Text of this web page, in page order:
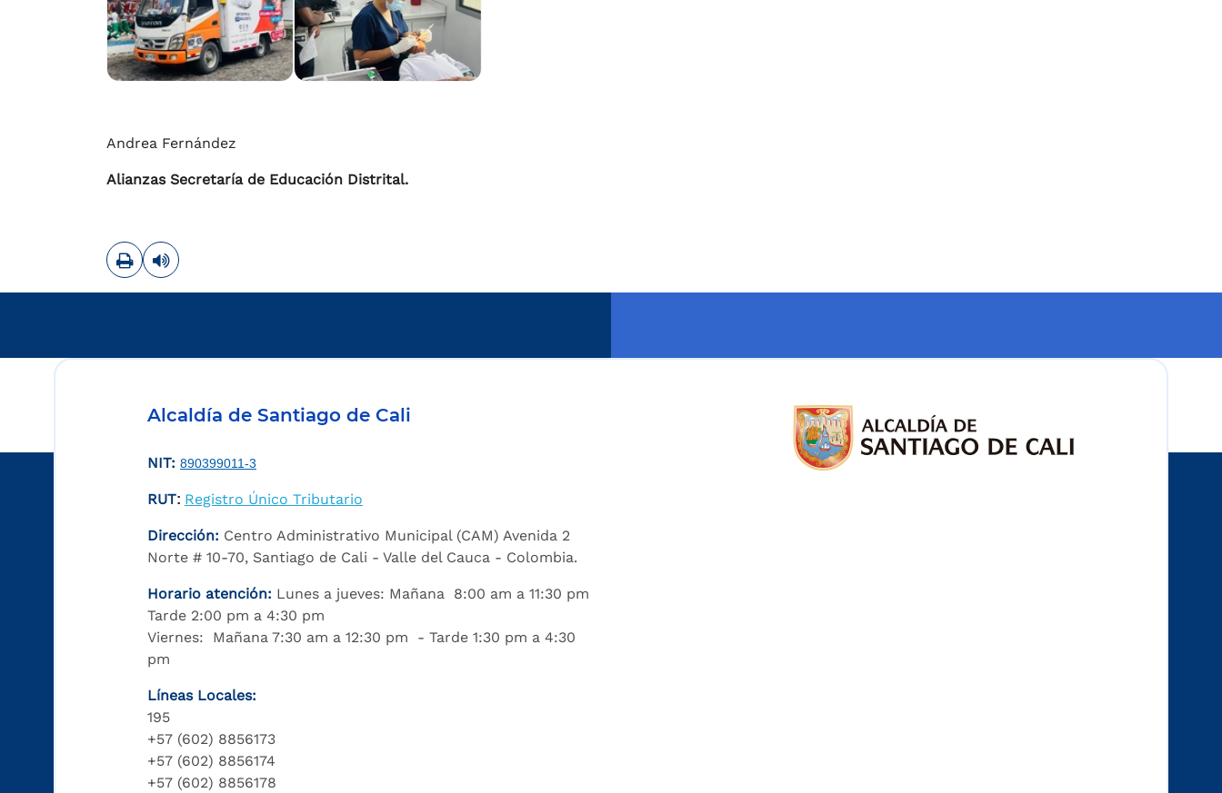
Andrea Fernández
Alianzas Secretaría de Educación Distrital.
ImprimirLeer contenido
Alcaldía de Santiago de Cali
NIT: 890399011-3
RUT: Registro Único Tributario
Dirección: Centro Administrativo Municipal (CAM) Avenida 2
Norte # 10-70, Santiago de Cali - Valle del Cauca - Colombia.
Horario atención: Lunes a jueves: Mañana 8:00 am a 11:30 pm
Tarde 2:00 pm a 4:30 pm
Viernes: Mañana 7:30 am a 12:30 pm - Tarde 1:30 pm a 4:30
pm
Líneas Locales:
195
+57 (602) 8856173
+57 (602) 8856174
+57 (602) 8856178